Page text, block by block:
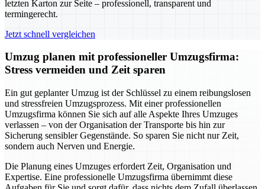
letzten Karton zur Seite – professionell, transparent und
termingerecht.
Jetzt schnell vergleichen
Umzug planen mit professioneller Umzugsfirma:
Stress vermeiden und Zeit sparen
Ein gut geplanter Umzug ist der Schlüssel zu einem reibungslosen
und stressfreien Umzugsprozess. Mit einer professionellen
Umzugsfirma können Sie sich auf alle Aspekte Ihres Umzuges
verlassen – von der Organisation der Transporte bis hin zur
Sicherung sensibler Gegenstände. So sparen Sie nicht nur Zeit,
sondern auch Nerven und Energie.
Die Planung eines Umzuges erfordert Zeit, Organisation und
Expertise. Eine professionelle Umzugsfirma übernimmt diese